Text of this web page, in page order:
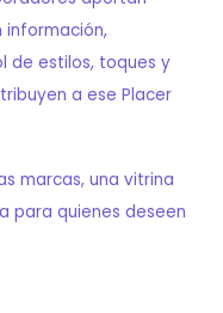
información,
de estilos, toques y
a ese Placer
marcas, una vitrina
para quienes deseen